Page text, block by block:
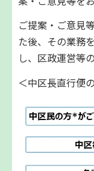
ご提案・ご意見
た後、その業務
し、区政運営等
＜中区長直行便